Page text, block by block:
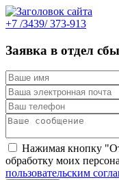
+7 /3439/ 373-913
Заявка в отдел
Нажимая кнопку
обработку моих
пользовательским